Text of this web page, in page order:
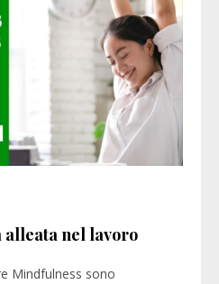
nel lavoro
Mindfulness sono